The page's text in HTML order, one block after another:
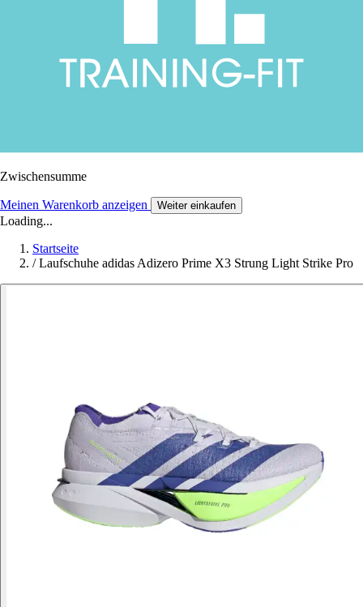
Zwischensumme
Meinen Warenkorb anzeigen Weiter einkaufen
Loading...
Startseite
/ Laufschuhe adidas Adizero Prime X3 Strung Light Strike Pro